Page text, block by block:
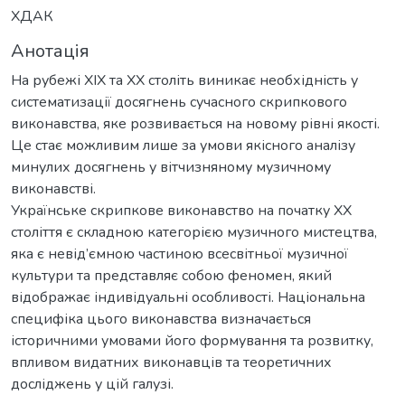
ХДАК
Анотація
На рубежі XIX та XX століть виникає необхідність у
систематизації досягнень сучасного скрипкового
виконавства, яке розвивається на новому рівні якості.
Це стає можливим лише за умови якісного аналізу
минулих досягнень у вітчизняному музичному
виконавстві.
Українське скрипкове виконавство на початку XX
століття є складною категорією музичного мистецтва,
яка є невід’ємною частиною всесвітньої музичної
культури та представляє собою феномен, який
відображає індивідуальні особливості. Національна
специфіка цього виконавства визначається
історичними умовами його формування та розвитку,
впливом видатних виконавців та теоретичних
досліджень у цій галузі.